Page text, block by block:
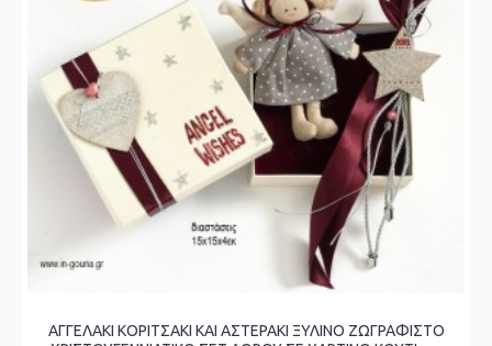
ΑΓΓΕΛΑΚΙ ΚΟΡΙΤΣΑΚΙ ΚΑΙ ΑΣΤΕΡΑΚΙ ΞΥΛΙΝΟ ΖΩΓΡΑΦΙΣΤΟ